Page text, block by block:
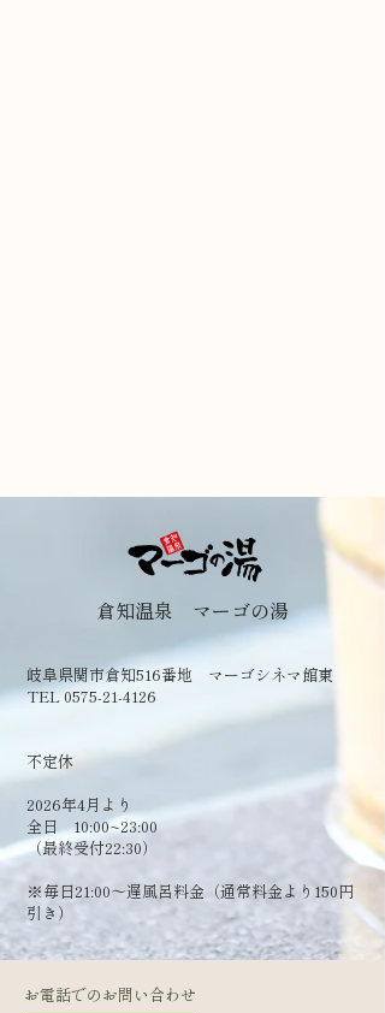
倉知温泉 マーゴの湯
岐阜県関市倉知516番地 マーゴシネマ館東
TEL 0575-21-4126
​不定休
2026年4月より
全日 10:00~23:00
（最終受付22:30）
​※毎日21:00～遅風呂料金（通常料金より150円
引き）
お電話でのお問い合わせ